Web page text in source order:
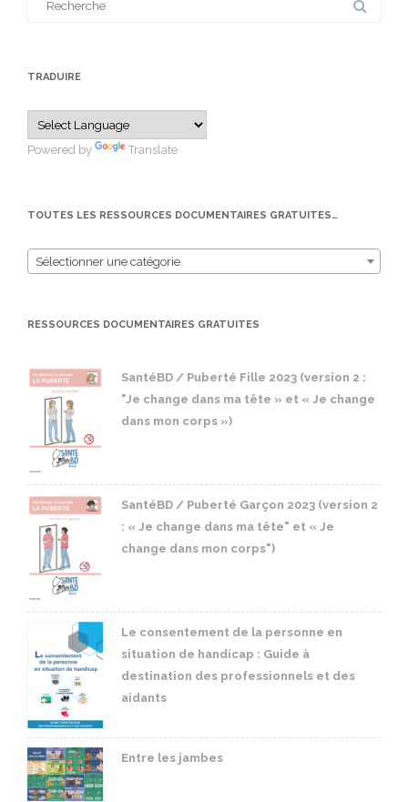
TRADUIRE
Powered by Translate
TOUTES LES RESSOURCES DOCUMENTAIRES GRATUITES…
Sélectionner une catégorie
RESSOURCES DOCUMENTAIRES GRATUITES
SantéBD / Puberté Fille 2023 (version 2 :
"Je change dans ma tête » et « Je change
dans mon corps »)
SantéBD / Puberté Garçon 2023 (version 2
: « Je change dans ma tête" et « Je
change dans mon corps")
Le consentement de la personne en
situation de handicap : Guide à
destination des professionnels et des
aidants
Entre les jambes